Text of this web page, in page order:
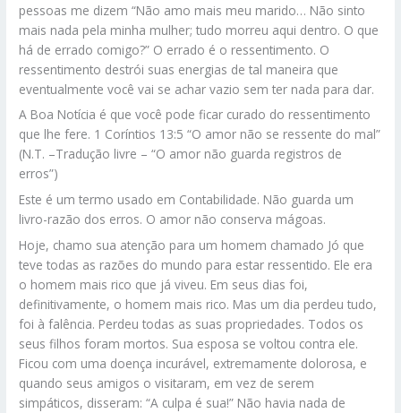
pessoas me dizem “Não amo mais meu marido… Não sinto
mais nada pela minha mulher; tudo morreu aqui dentro. O que
há de errado comigo?” O errado é o ressentimento. O
ressentimento destrói suas energias de tal maneira que
eventualmente você vai se achar vazio sem ter nada para dar.
A Boa Notícia é que você pode ficar curado do ressentimento
que lhe fere. 1 Coríntios 13:5 “O amor não se ressente do mal”
(N.T. –Tradução livre – “O amor não guarda registros de
erros”)
Este é um termo usado em Contabilidade. Não guarda um
livro-razão dos erros. O amor não conserva mágoas.
Hoje, chamo sua atenção para um homem chamado Jó que
teve todas as razões do mundo para estar ressentido. Ele era
o homem mais rico que já viveu. Em seus dias foi,
definitivamente, o homem mais rico. Mas um dia perdeu tudo,
foi à falência. Perdeu todas as suas propriedades. Todos os
seus filhos foram mortos. Sua esposa se voltou contra ele.
Ficou com uma doença incurável, extremamente dolorosa, e
quando seus amigos o visitaram, em vez de serem
simpáticos, disseram: “A culpa é sua!” Não havia nada de